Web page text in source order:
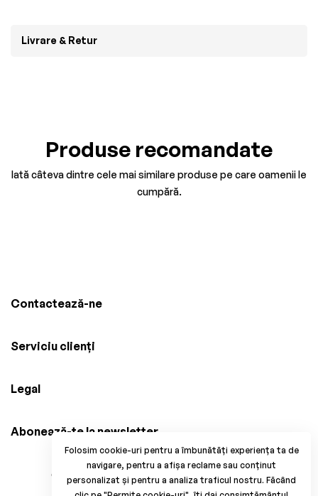
Livrare & Retur
Produse recomandate
Iată câteva dintre cele mai similare produse pe care oamenii le
cumpără.
Contactează-ne
Serviciu clienți
Legal
Abonează-te la newsletter
© 2025 Brico Mania, CUI: 38034914, Reg. Com.
J33/1371/2017. All Rights Reserved.
Folosim cookie-uri pentru a îmbunătăți experiența ta de
navigare, pentru a afișa reclame sau conținut
personalizat și pentru a analiza traficul nostru. Făcând